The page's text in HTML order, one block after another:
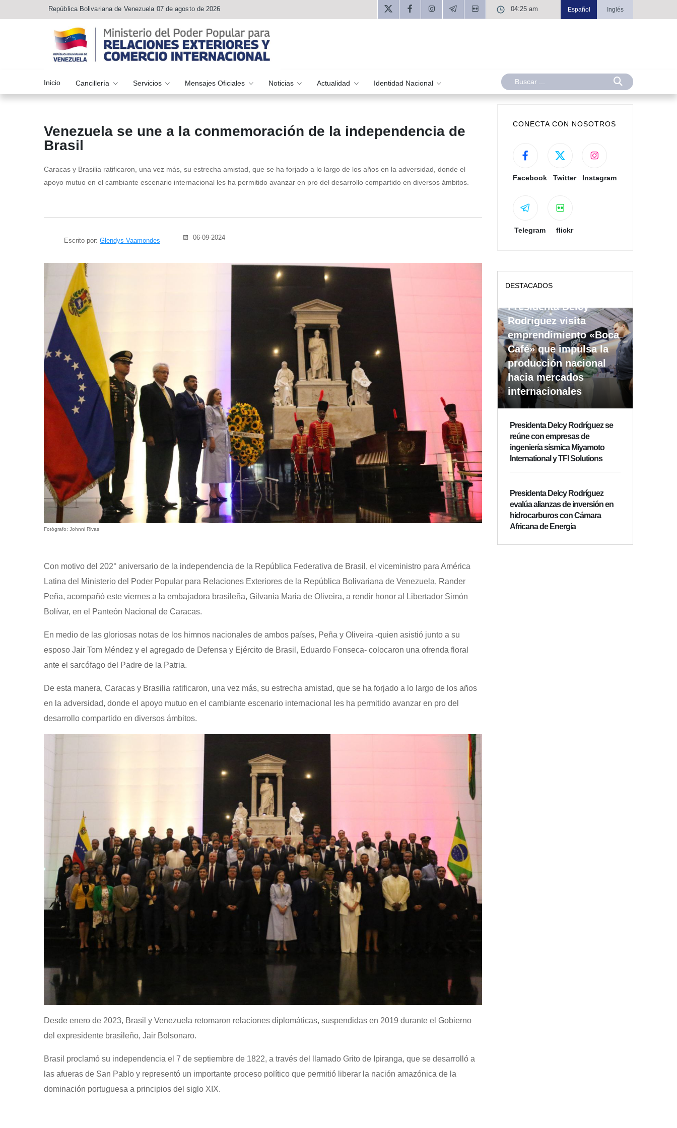
República Bolivariana de Venezuela 07 de agosto de 2026 04:25 am Español Inglés
Inicio Cancillería Servicios Mensajes Oficiales Noticias Actualidad Identidad Nacional
Venezuela se une a la conmemoración de la independencia de
Brasil
Caracas y Brasilia ratificaron, una vez más, su estrecha amistad, que se ha forjado a lo largo de los años en la adversidad, donde el
apoyo mutuo en el cambiante escenario internacional les ha permitido avanzar en pro del desarrollo compartido en diversos ámbitos.
Escrito por: Glendys Vaamondes 06-09-2024
Fotógrafo: Johnni Rivas
Con motivo del 202° aniversario de la independencia de la República Federativa de Brasil, el viceministro para América
Latina del Ministerio del Poder Popular para Relaciones Exteriores de la República Bolivariana de Venezuela, Rander
Peña, acompañó este viernes a la embajadora brasileña, Gilvania Maria de Oliveira, a rendir honor al Libertador Simón
Bolívar, en el Panteón Nacional de Caracas.
En medio de las gloriosas notas de los himnos nacionales de ambos países, Peña y Oliveira -quien asistió junto a su
esposo Jair Tom Méndez y el agregado de Defensa y Ejército de Brasil, Eduardo Fonseca- colocaron una ofrenda floral
ante el sarcófago del Padre de la Patria.
De esta manera, Caracas y Brasilia ratificaron, una vez más, su estrecha amistad, que se ha forjado a lo largo de los años
en la adversidad, donde el apoyo mutuo en el cambiante escenario internacional les ha permitido avanzar en pro del
desarrollo compartido en diversos ámbitos.
Desde enero de 2023, Brasil y Venezuela retomaron relaciones diplomáticas, suspendidas en 2019 durante el Gobierno
del expresidente brasileño, Jair Bolsonaro.
Brasil proclamó su independencia el 7 de septiembre de 1822, a través del llamado Grito de Ipiranga, que se desarrolló a
las afueras de San Pablo y representó un importante proceso político que permitió liberar la nación amazónica de la
dominación portuguesa a principios del siglo XIX.
CONECTA CON NOSOTROS
Facebook Twitter Instagram
Telegram flickr
DESTACADOS
Presidenta Delcy
Rodríguez visita
emprendimiento «Boca
Café» que impulsa la
producción nacional
hacia mercados
internacionales
Presidenta Delcy Rodríguez se
reúne con empresas de
ingeniería sísmica Miyamoto
International y TFI Solutions
Presidenta Delcy Rodríguez
evalúa alianzas de inversión en
hidrocarburos con Cámara
Africana de Energía